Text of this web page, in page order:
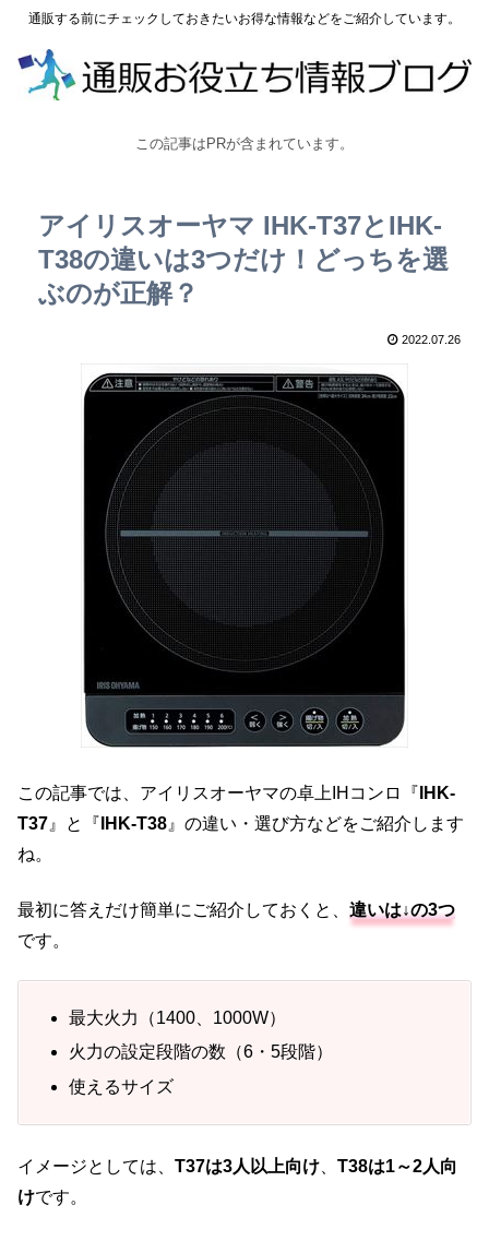
通販する前にチェックしておきたいお得な情報などをご紹介しています。
この記事はPRが含まれています。
アイリスオーヤマ IHK-T37とIHK-
T38の違いは3つだけ！どっちを選
ぶのが正解？
2022.07.26
この記事では、アイリスオーヤマの卓上IHコンロ『 IHK-
T37 』と『 IHK-T38 』の違い・選び方などをご紹介します
ね。
最初に答えだけ簡単にご紹介しておくと、 違いは↓の3つ
です。
最大火力（1400、1000W）
火力の設定段階の数（6・5段階）
使えるサイズ
イメージとしては、 T37は3人以上向け
T38は1～2人向
けです。